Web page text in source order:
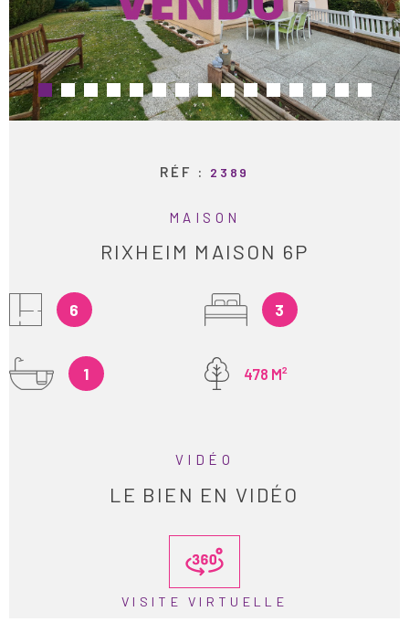
ESTIMATION
ALERTE E-
RÉF : 2389
MAISON
RIXHEIM MAISON 6P
6 3
1 478 M²
VIDÉO
LE BIEN EN VIDÉO
VISITE VIRTUELLE
RECHERCHER